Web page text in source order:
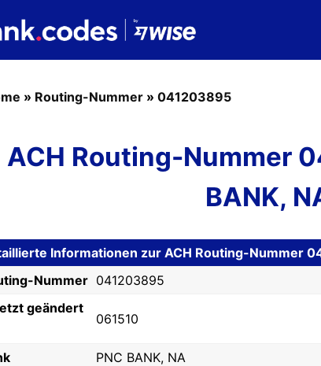
» Routing-Nummer » 041203895
ACH Routing-Nummer
BANK,
Informationen zur ACH Routing-Nummer
Nummer 041203895
geändert
061510
PNC BANK, NA